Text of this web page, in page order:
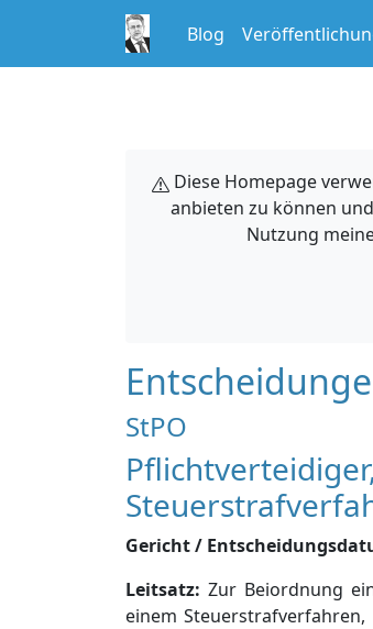
Blog
Diese Homepage
anbieten zu können
Nutzung
StPO
Gericht /
Leitsatz: Zur Beiordnung
einem